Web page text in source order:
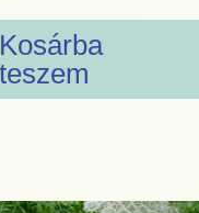
Kosárba
teszem